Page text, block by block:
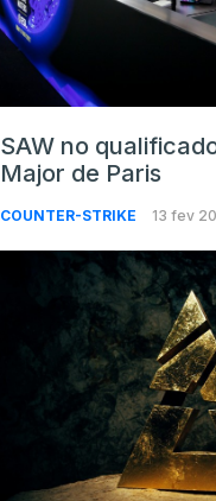
SAW no
Major de Paris
COUNTER-STRIKE 13 fev